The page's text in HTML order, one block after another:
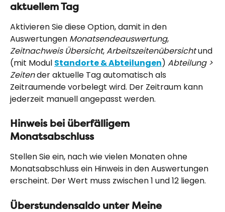
aktuellem Tag
Aktivieren Sie diese Option, damit in den
Auswertungen Monatsendeauswertung,
Zeitnachweis Übersicht, Arbeitszeitenübersicht und
(mit Modul Standorte & Abteilungen) Abteilung >
Zeiten der aktuelle Tag automatisch als
Zeitraumende vorbelegt wird. Der Zeitraum kann
jederzeit manuell angepasst werden.
Hinweis bei überfälligem
Monatsabschluss
Stellen Sie ein, nach wie vielen Monaten ohne
Monatsabschluss ein Hinweis in den Auswertungen
erscheint. Der Wert muss zwischen 1 und 12 liegen.
Überstundensaldo unter Meine